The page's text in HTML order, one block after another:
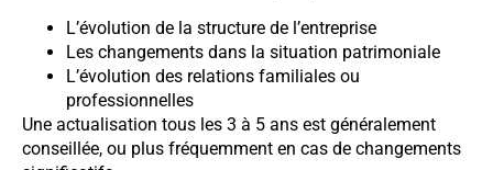
L’évolution de la structure de l’entreprise
Les changements dans la situation patrimoniale
L’évolution des relations familiales ou
professionnelles
Une actualisation tous les 3 à 5 ans est généralement
conseillée, ou plus fréquemment en cas de changements